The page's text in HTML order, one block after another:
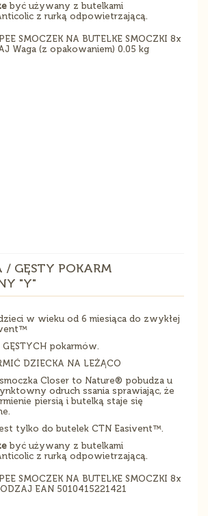
być używany z butelkami
z rurką odpowietrzającą.
/ GĘSTY POKARM
"Y"
w wieku od 6 miesiąca do zwykłej
pokarmów.
DZIECKA NA LEŻĄCO
Closer to Nature® pobudza u
odruch ssania sprawiając, że
piersią i butelką staje się
tylko do butelek CTN Easivent™.
być używany z butelkami
z rurką odpowietrzającą.